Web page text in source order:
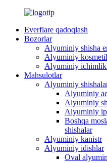
Everflare qadoqlash
Bozorlar
Alyuminiy shisha
Alyuminiy
Alyuminiy
Mahsulotlar
Alyuminiy
Alyuminiy
Alyuminiy
Alyuminiy
Boshqa
shishalar
Alyuminiy kanistr
Alyuminiy idishlar
Oval